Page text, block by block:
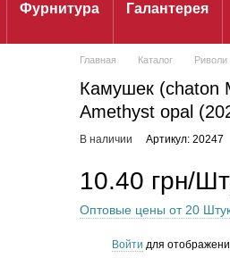
Фурнитура Галантерея
Главная Каталог Риволи
Камушек (chaton
Amethyst opal
В наличии Артикул: 20247
10.40 грн/
Оптовые цены от 20
Войти для